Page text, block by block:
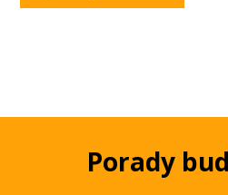
Porady